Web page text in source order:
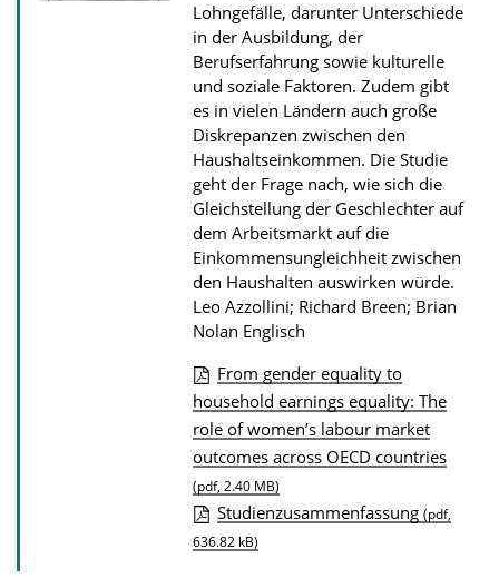
k
a
t
i
o
n
Lohngefälle, darunter Unterschiede
in der Ausbildung, der
Berufserfahrung sowie kulturelle
und soziale Faktoren. Zudem gibt
es in vielen Ländern auch große
Diskrepanzen zwischen den
Haushaltseinkommen. Die Studie
geht der Frage nach, wie sich die
Gleichstellung der Geschlechter auf
dem Arbeitsmarkt auf die
Einkommensungleichheit zwischen
den Haushalten auswirken würde.
Leo Azzollini; Richard Breen; Brian
Nolan Englisch
D
o
w
n
l
o
From gender equality to
household earnings equality: The
role of women’s labour market
outcomes across OECD countries
(pdf, 2.40 MB)
Studienzusammenfassung (pdf,
636.82 kB)